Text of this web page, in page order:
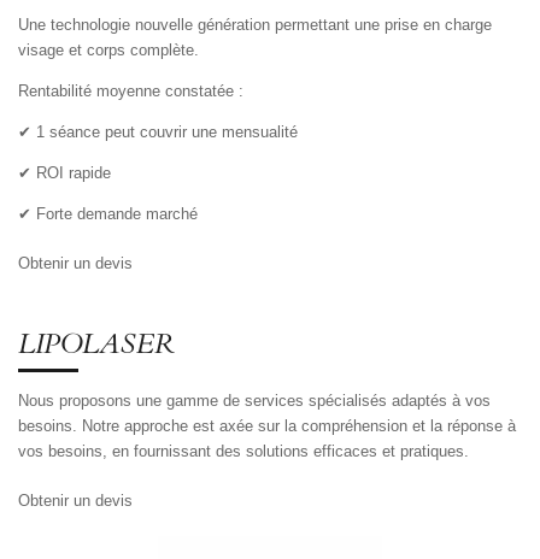
Une technologie nouvelle génération permettant une prise en charge
visage et corps complète.
Rentabilité moyenne constatée :
✔ 1 séance peut couvrir une mensualité
✔ ROI rapide
✔ Forte demande marché
Obtenir un devis
LIPOLASER
Nous proposons une gamme de services spécialisés adaptés à vos
besoins. Notre approche est axée sur la compréhension et la réponse à
vos besoins, en fournissant des solutions efficaces et pratiques.
Obtenir un devis